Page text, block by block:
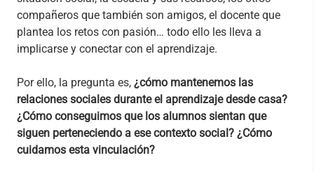
compañeros que también son amigos, el docente que
plantea los retos con pasión… todo ello les lleva a
implicarse y conectar con el aprendizaje.
Por ello, la pregunta es, ¿cómo mantenemos las
relaciones sociales durante el aprendizaje desde casa?
¿Cómo conseguimos que los alumnos sientan que
siguen perteneciendo a ese contexto social? ¿Cómo
cuidamos esta vinculación?